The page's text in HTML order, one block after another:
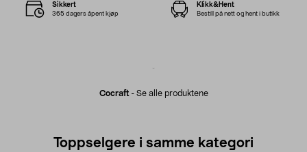
Cocraft- Se alle produktene
Sikkert
365 dagers åpent kjøp
Klikk&Hent
Bestill på nett og hent i butikk
Toppselgere i samme kategori